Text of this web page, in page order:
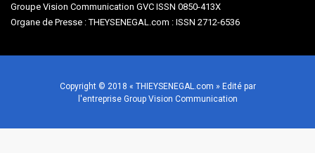
Groupe Vision Communication GVC ISSN 0850-413X
Organe de Presse : THEYSENEGAL.com : ISSN 2712-6536
Copyright © 2018 « THIEYSENEGAL.com » Edité par
l'entreprise Group Vision Communication